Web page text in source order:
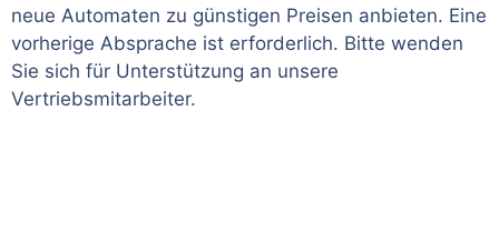
neue Automaten zu günstigen Preisen anbieten. Eine
vorherige Absprache ist erforderlich. Bitte wenden
Sie sich für Unterstützung an unsere
Vertriebsmitarbeiter.